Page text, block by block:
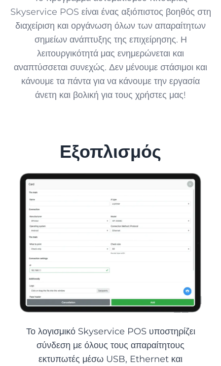
Skyservice POS είναι ένας αξιόπιστος βοηθός στη
διαχείριση και οργάνωση όλων των απαραίτητων
σημείων ανάπτυξης της επιχείρησης. Η
λειτουργικότητά μας ενημερώνεται και
αναπτύσσεται συνεχώς. Δεν μένουμε στάσιμοι και
κάνουμε τα πάντα για να κάνουμε την εργασία
άνετη και βολική για τους χρήστες μας!
Εξοπλισμός
Το λογισμικό Skyservice POS υποστηρίζει
σύνδεση με όλους τους απαραίτητους
εκτυπωτές μέσω USB, Ethernet και